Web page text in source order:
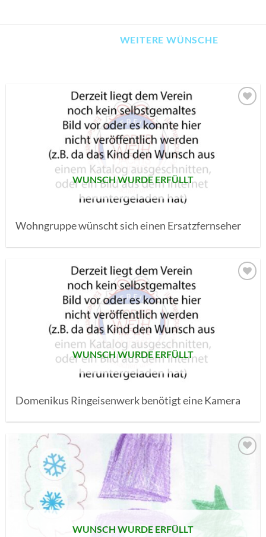
WEITERE WÜNSCHE
WUNSCH WURDE ERFÜLLT
Wohngruppe wünscht sich einen Ersatzfernseher
WUNSCH WURDE ERFÜLLT
Domenikus Ringeisenwerk benötigt eine Kamera
SETZEN
WUNSCH WURDE ERFÜLLT